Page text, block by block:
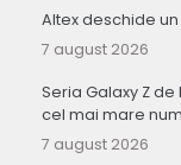
Altex deschide
7 august 2026
Seria Galaxy Z
cel mai mare
7 august 2026